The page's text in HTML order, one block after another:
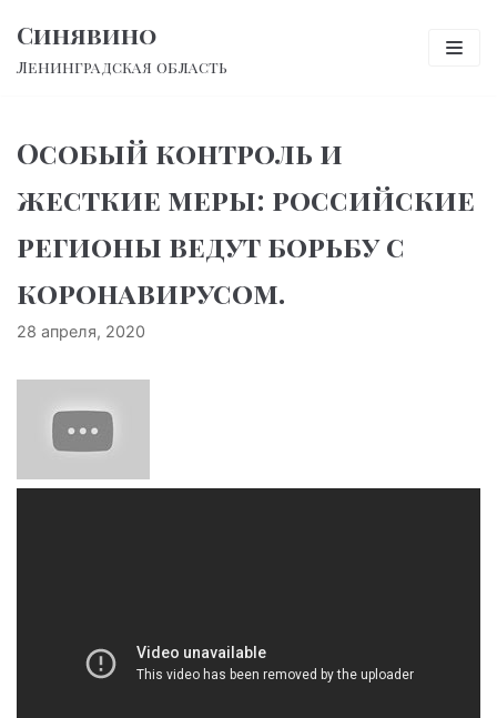
Перейти
к
Синявино
Ленинградская область
Особый контроль и
жесткие меры: российские
регионы ведут борьбу с
коронавирусом.
28 апреля, 2020